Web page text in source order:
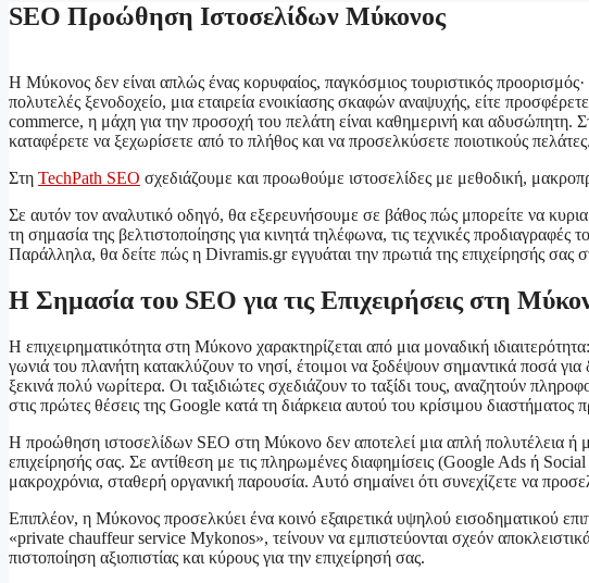
SEO Προώθηση Ιστοσελίδων Μύκονος
Η Μύκονος δεν είναι απλώς ένας κορυφαίος, παγκόσμιος τουριστικός προορισμός·
πολυτελές ξενοδοχείο, μια εταιρεία ενοικίασης σκαφών αναψυχής, είτε
commerce, η μάχη για την προσοχή του πελάτη είναι καθημερινή και αδυσώπητη.
καταφέρετε να ξεχωρίσετε από το πλήθος και να προσελκύσετε ποιοτικούς
Στη TechPath SEO σχεδιάζουμε και προωθούμε ιστοσελίδες με μεθοδική,
Σε αυτόν τον αναλυτικό οδηγό, θα εξερευνήσουμε σε βάθος πώς μπορείτε να
τη σημασία της βελτιστοποίησης για κινητά τηλέφωνα, τις τεχνικές
Παράλληλα, θα δείτε πώς η Divramis.gr εγγυάται την πρωτιά της επιχείρησής
Η Σημασία του SEO για τις Επιχειρήσεις στη
Η επιχειρηματικότητα στη Μύκονο χαρακτηρίζεται από μια μοναδική
γωνιά του πλανήτη κατακλύζουν το νησί, έτοιμοι να ξοδέψουν σημαντικά ποσά
ξεκινά πολύ νωρίτερα. Οι ταξιδιώτες σχεδιάζουν το ταξίδι τους, αναζητούν
στις πρώτες θέσεις της Google κατά τη διάρκεια αυτού του κρίσιμου διαστήματος
Η προώθηση ιστοσελίδων SEO στη Μύκονο δεν αποτελεί μια απλή πολυτέλεια ή
επιχείρησής σας. Σε αντίθεση με τις πληρωμένες διαφημίσεις (Google Ads ή
μακροχρόνια, σταθερή οργανική παρουσία. Αυτό σημαίνει ότι συνεχίζετε να
Επιπλέον, η Μύκονος προσελκύει ένα κοινό εξαιρετικά υψηλού εισοδηματικού
«private chauffeur service Mykonos», τείνουν να εμπιστεύονται σχεόν
πιστοποίηση αξιοπιστίας και κύρους για την επιχείρησή σας.